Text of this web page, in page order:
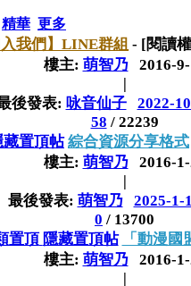
精華 更多
入我們】LINE群組 - [閱讀
樓主: 萌智乃
2016-
後發表: 咏音仙子
2022-
58 / 22239
藏置頂帖 綜合資源分享格式
樓主: 萌智乃
2016-
最後發表: 萌智乃
2025-1-
0 / 13700
隱藏置頂帖
「動漫國
樓主: 萌智乃
2016-